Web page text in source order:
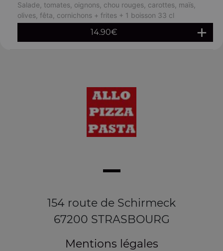
Salade, tomates, oignons, chou rouges, carottes, maïs,
olives, fêta, cornichons + frites + 1 boisson 33 cl
14.90€
154 route de Schirmeck
67200 STRASBOURG
Mentions légales